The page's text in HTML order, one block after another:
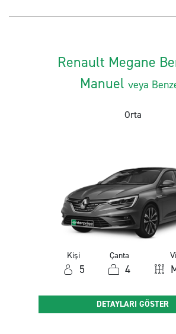
Renault Megane
Manuel veya
Orta
Kişi
5
Çanta
4
DETAYLARI GÖSTER